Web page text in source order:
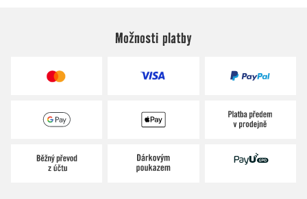
Možnosti platby